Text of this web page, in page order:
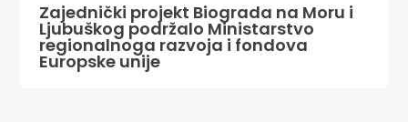
Zajednički projekt Biograda na Moru i
Ljubuškog podržalo Ministarstvo
regionalnoga razvoja i fondova
Europske unije